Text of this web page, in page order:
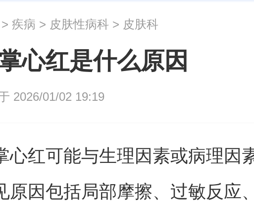
> 疾病 > 皮肤性病科 > 皮肤科
心红是什么原因
2026/01/02 19:19
心红可能与生理因素或病理因
原因包括局部摩擦、过敏反应